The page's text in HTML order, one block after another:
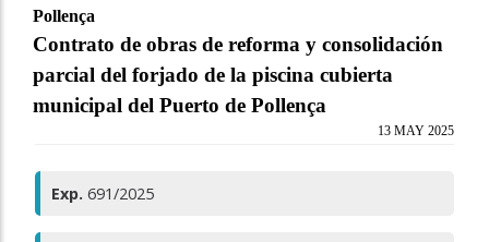
Pollença
Contrato de obras de reforma y consolidación
parcial del forjado de la piscina cubierta
municipal del Puerto de Pollença
13 MAY 2025
Exp. 691/2025